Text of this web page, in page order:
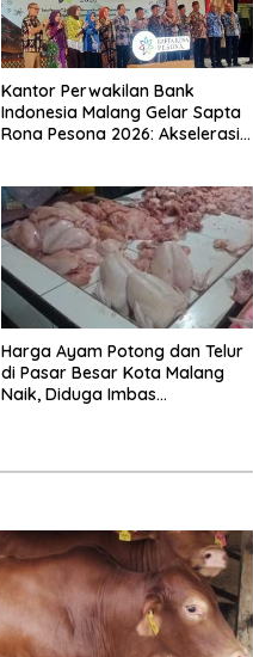
Kantor Perwakilan Bank
Indonesia Malang Gelar Sapta
Rona Pesona 2026: Akselerasi
Harga Ayam Potong dan Telur
di Pasar Besar Kota Malang
Naik, Diduga Imbas